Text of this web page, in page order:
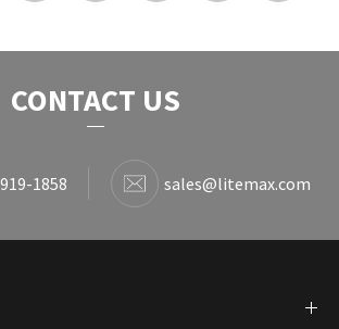
CONTACT US
1858 sales@litemax.com